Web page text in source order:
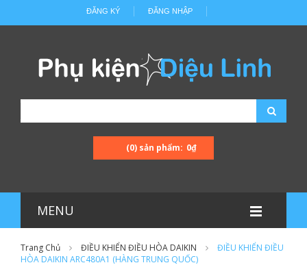
ĐĂNG NHẬP
ĐĂNG KÝ
(0) sản phẩm: 0₫
MENU
Trang Chủ ĐIỀU KHIỂN ĐIỀU HÒA DAIKIN
ĐIỀU KHIỂN ĐIỀU
HÒA DAIKIN ARC480A1 (HÀNG TRUNG QUỐC)